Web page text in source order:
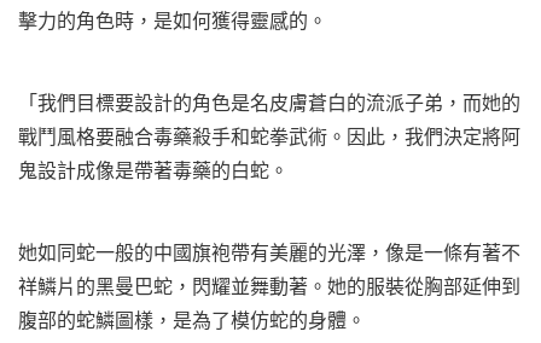
擊力的角色時，是如何獲得靈感的。
「我們目標要設計的角色是名皮膚蒼白的流派子弟，而她的
戰鬥風格要融合毒藥殺手和蛇拳武術。因此，我們決定將阿
鬼設計成像是帶著毒藥的白蛇。
她如同蛇一般的中國旗袍帶有美麗的光澤，像是一條有著不
祥鱗片的黑曼巴蛇，閃耀並舞動著。她的服裝從胸部延伸到
腹部的蛇鱗圖樣，是為了模仿蛇的身體。